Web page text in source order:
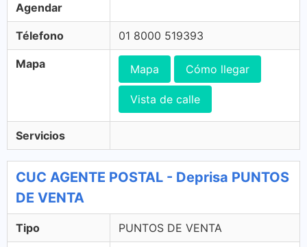
Agendar
Télefono 01 8000 519393
Mapa Mapa Cómo llegar
Vista de calle
Servicios
CUC AGENTE POSTAL - Deprisa PUNTOS
DE VENTA
Tipo PUNTOS DE VENTA